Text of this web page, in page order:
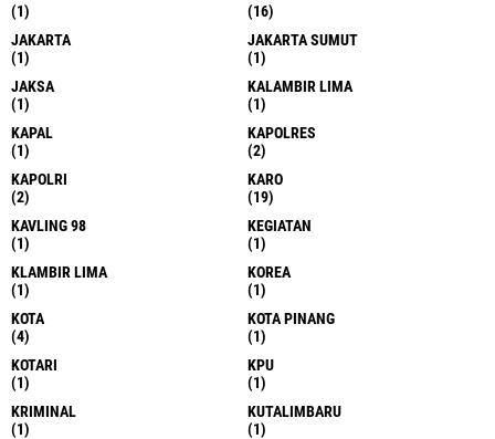
(1)
(16)
JAKARTA
(1)
JAKARTA SUMUT
(1)
JAKSA
(1)
KALAMBIR LIMA
(1)
KAPAL
(1)
KAPOLRES
(2)
KAPOLRI
(2)
KARO
(19)
KAVLING 98
(1)
KEGIATAN
(1)
KLAMBIR LIMA
(1)
KOREA
(1)
KOTA
(4)
KOTA PINANG
(1)
KOTARI
(1)
KPU
(1)
KRIMINAL
(1)
KUTALIMBARU
(1)